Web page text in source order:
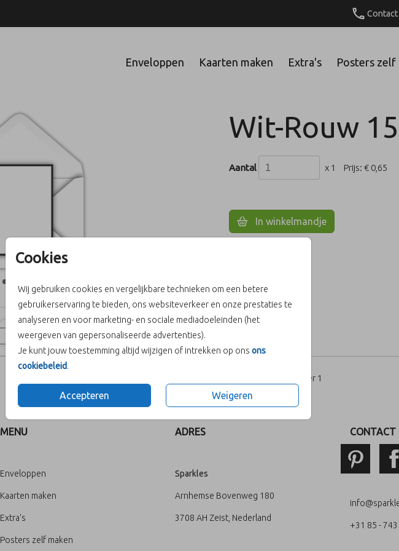
Contact
Enveloppen Kaarten maken Extra's Posters zelf
Cookies
Wij gebruiken cookies en vergelijkbare technieken om een betere
gebruikerservaring te bieden, ons websiteverkeer en onze prestaties te
analyseren en voor marketing- en sociale mediadoeleinden (het
weergeven van gepersonaliseerde advertenties).
Je kunt jouw toestemming altijd wijzigen of intrekken op ons ons
cookiebeleid.
Accepteren Weigeren
Wit-Rouw
Aantal x 1 Prijs: € 0,65
In winkelmandje
per 1
MENU
Enveloppen
Kaarten maken
Extra's
Posters zelf maken
ADRES
Sparkles
Arnhemse Bovenweg 180
3708 AH Zeist, Nederland
CONTACT
+31 85 -